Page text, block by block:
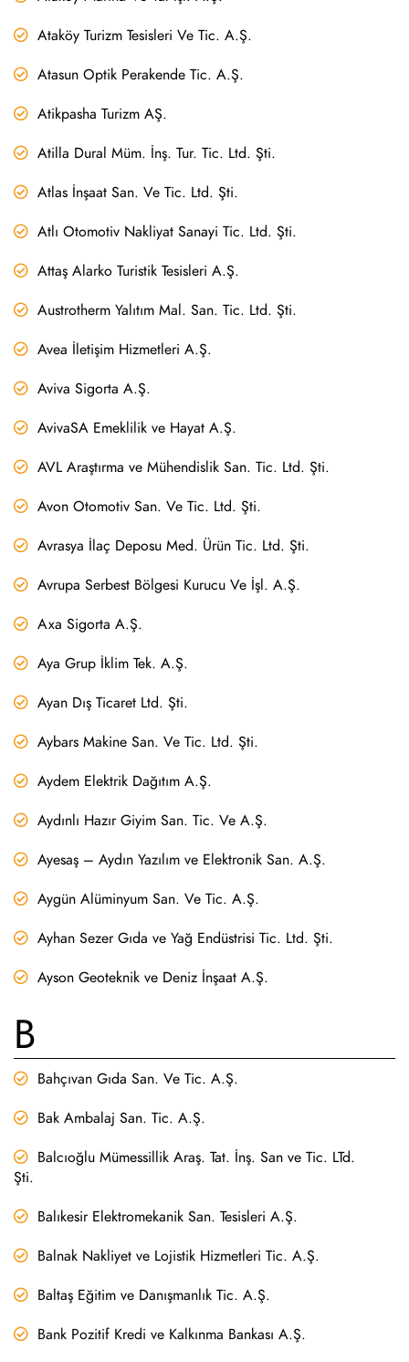
Ataköy Turizm Tesisleri Ve Tic. A.Ş.
Atasun Optik Perakende Tic. A.Ş.
Atikpasha Turizm AŞ.
Atilla Dural Müm. İnş. Tur. Tic. Ltd. Şti.
Atlas İnşaat San. Ve Tic. Ltd. Şti.
Atlı Otomotiv Nakliyat Sanayi Tic. Ltd. Şti.
Attaş Alarko Turistik Tesisleri A.Ş.
Austrotherm Yalıtım Mal. San. Tic. Ltd. Şti.
Avea İletişim Hizmetleri A.Ş.
Aviva Sigorta A.Ş.
AvivaSA Emeklilik ve Hayat A.Ş.
AVL Araştırma ve Mühendislik San. Tic. Ltd. Şti.
Avon Otomotiv San. Ve Tic. Ltd. Şti.
Avrasya İlaç Deposu Med. Ürün Tic. Ltd. Şti.
Avrupa Serbest Bölgesi Kurucu Ve İşl. A.Ş.
Axa Sigorta A.Ş.
Aya Grup İklim Tek. A.Ş.
Ayan Dış Ticaret Ltd. Şti.
Aybars Makine San. Ve Tic. Ltd. Şti.
Aydem Elektrik Dağıtım A.Ş.
Aydınlı Hazır Giyim San. Tic. Ve A.Ş.
Ayesaş – Aydın Yazılım ve Elektronik San. A.Ş.
Aygün Alüminyum San. Ve Tic. A.Ş.
Ayhan Sezer Gıda ve Yağ Endüstrisi Tic. Ltd. Şti.
Ayson Geoteknik ve Deniz İnşaat A.Ş.
B
Bahçıvan Gıda San. Ve Tic. A.Ş.
Bak Ambalaj San. Tic. A.Ş.
Balcıoğlu Mümessillik Araş. Tat. İnş. San ve Tic. LTd.
Şti.
Balıkesir Elektromekanik San. Tesisleri A.Ş.
Balnak Nakliyet ve Lojistik Hizmetleri Tic. A.Ş.
Baltaş Eğitim ve Danışmanlık Tic. A.Ş.
Bank Pozitif Kredi ve Kalkınma Bankası A.Ş.